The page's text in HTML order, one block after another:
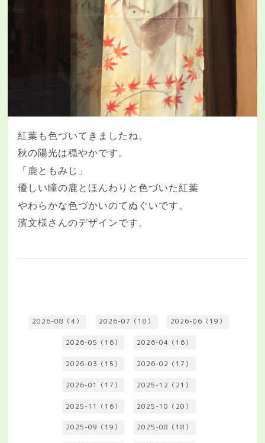
紅葉も色づいてきましたね。
秋の陽光は穏やかです。
「鹿ともみじ」
優しい瞳の鹿とほんわりと色づいた紅葉
やわらかな色づかいのてぬぐいです。
濱文様さんのデザインです。
2026-08（4） 2026-07（18） 2026-06（19）
2026-05（16） 2026-04（16）
2026-03（15） 2026-02（17）
2026-01（17） 2025-12（21）
2025-11（16） 2025-10（20）
2025-09（19） 2025-08（18）